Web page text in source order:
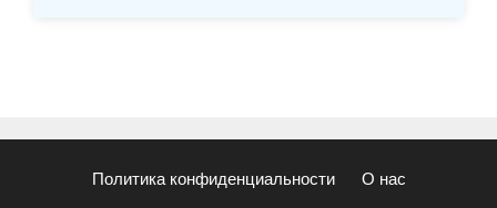
Политика конфиденциальности О нас